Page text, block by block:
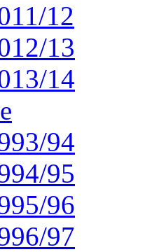
12
13
14
94
95
96
97